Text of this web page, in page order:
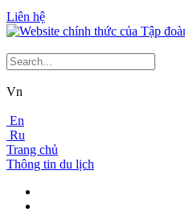
Liên hệ
Vn
En
Ru
Trang chủ
Thông tin du lịch